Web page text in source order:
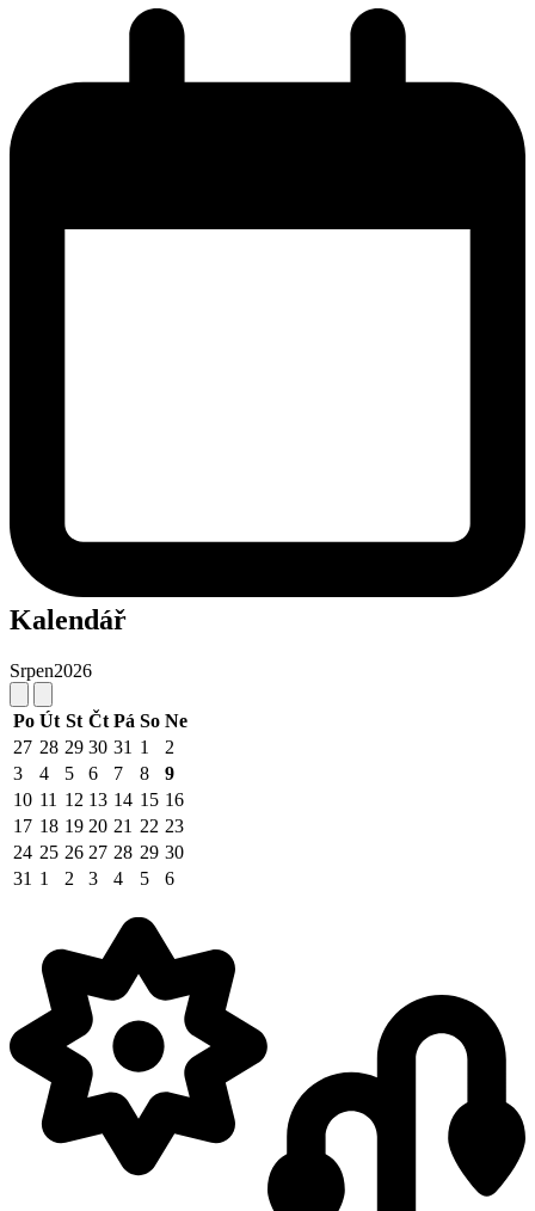
Kalendář
Srpen2026
Po Út St Čt Pá So Ne
27 28 29 30 31 1
2
3
4 5 6 7 8
9
10 11 12 13 14 15 16
17 18 19 20 21 22 23
24 25 26 27 28 29 30
31 1 2 3 4 5 6